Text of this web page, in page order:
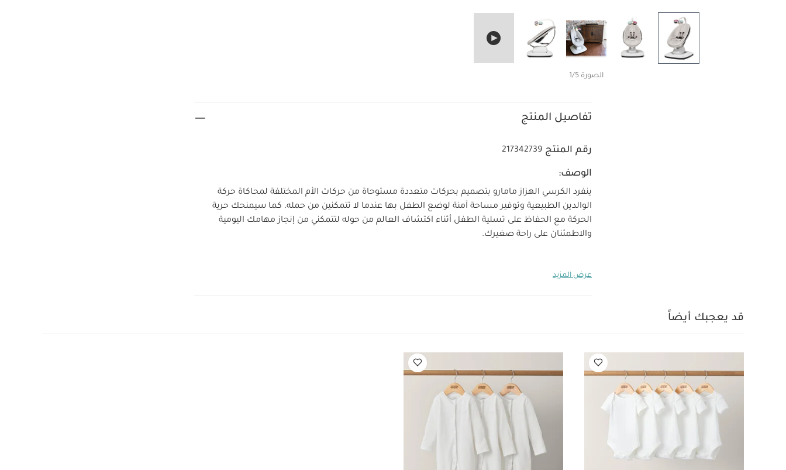
الصورة 1/5
تفاصيل المنتج
رقم المنتج 217342739
الوصف:
ينفرد الكرسي الهزاز مامارو بتصميم بحركات متعددة مستوحاة من حركات الأم المختلفة لمحاكاة حركة
الوالدين الطبيعية وتوفير مساحة آمنة لوضع الطفل بها عندما لا تتمكنين من حمله. كما سيمنحك حرية
الحركة مع الحفاظ على تسلية الطفل أثناء اكتشاف العالم من حوله لتتمكني من إنجاز مهامك اليومية
والاطمئنان على راحة صغيرك.
فايند يور رو عبر تطبيق فور ممز لمساعدتك في اكتشاف الحركات والسرعات التي تحاكي حركاتك للانتقال
نوم الطفل في الكرسي احملي الطفل على الفور إلى مكان مسطح وقابت مثل المهد أو السرير. المزايا:
ممز لمساعدتك في اكتشاف الحركات والسرعات المناسبة لطفلك
الموسيقى المفضلة لطفلك وتعديل الحركات والسرعات أو الأصوات باستخدام تطبيق فور ممز
بالمنزل الذكي عبر خاصية واي فاي للتحكم في الصوت من أمازون أليكسا وجوجل هوم (في المرحلة التجريبية
حزام قابل للتحويل من 5 نقاط إلى 3 نقاط حسب الحاجة
وضعية إمالة قابلة للتعديل
محول طاقة (لا يحتاج إلى بطاريات)
العمر المناسب:
الإجمالي (كغم):
8.9 قد يعجبك أيضاً:
طقم بيجاما قطعة واحدة عضوية بلون أبيض - 3 قطع
عرض المزيد
قد يعجبك أيضاً